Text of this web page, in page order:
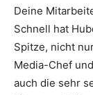
Deine
Schnell hat
Spitze, nicht
Media-Chef
auch die sehr